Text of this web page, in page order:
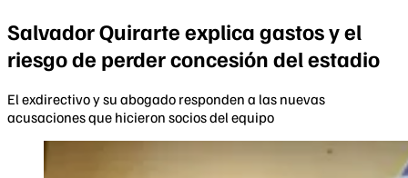
Salvador Quirarte explica gastos y el
riesgo de perder concesión del estadio
El exdirectivo y su abogado responden a las nuevas
acusaciones que hicieron socios del equipo